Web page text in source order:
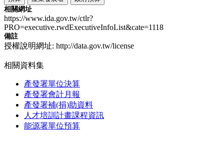
相關網址
https://www.ida.gov.tw/ctlr?
PRO=executive.rwdExecutiveInfoList&cate=1118
備註
授權說明網址: http://data.gov.tw/license
相關資料集
產發署單位決算
產發署會計月報
產發署補(捐)助資料
人才培訓計畫課程資訊
能源署單位預算